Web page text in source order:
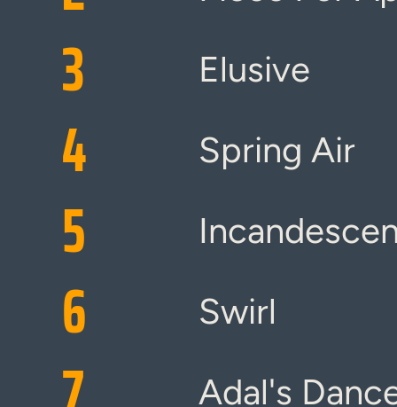
3 Elusive
4 Spring Air
5
6 Swirl
Adal's